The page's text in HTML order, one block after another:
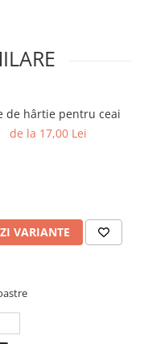
de hârtie pentru ceai
de la 17,00 Lei
VARIANTE